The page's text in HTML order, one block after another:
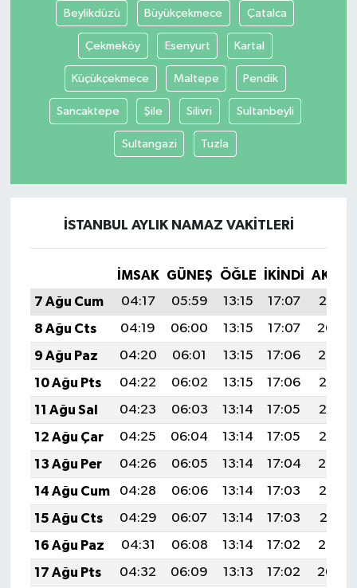
Beylikdüzü Büyükçekmece Çatalca
Çekmeköy Esenyurt Kartal
Küçükçekmece Maltepe Pendik
Sancaktepe Şile Silivri Sultanbeyli
Sultangazi Tuzla
İSTANBUL AYLIK NAMAZ VAKITLERI
İMSAK GÜNEŞ ÖĞLE İKINDI
7 Ağu Cum
04:17 05:59 13:15 17:07
20:21
8 Ağu Cts
04:19 06:00 13:15 17:07
20:20
9 Ağu Paz
04:20 06:01 13:15 17:06
20:19
10 Ağu Pts
04:22 06:02 13:15 17:06
20:18
11 Ağu Sal
04:23 06:03 13:14 17:05
20:16
12 Ağu Çar
04:25 06:04 13:14 17:05
20:15
13 Ağu Per
04:26 06:05 13:14 17:04
20:14
14 Ağu Cum
04:28 06:06 13:14 17:03
20:12
15 Ağu Cts
04:29 06:07 13:14 17:03
20:11
16 Ağu Paz
04:31 06:08 13:14 17:02
20:10
17 Ağu Pts
04:32 06:09 13:13 17:02
20:08